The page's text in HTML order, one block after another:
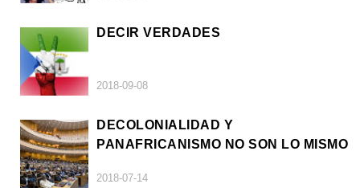
DECIR VERDADES
2018-09-08
DECOLONIALIDAD Y
PANAFRICANISMO NO SON LO MISMO
2018-07-14